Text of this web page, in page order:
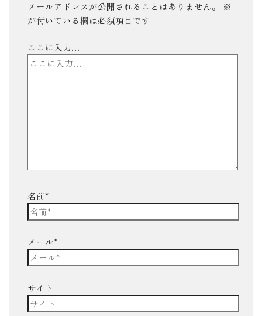
メールアドレスが公開されることはありません。
※
が付いている欄は必須項目です
ここに入力…
名前*
メール*
サイト